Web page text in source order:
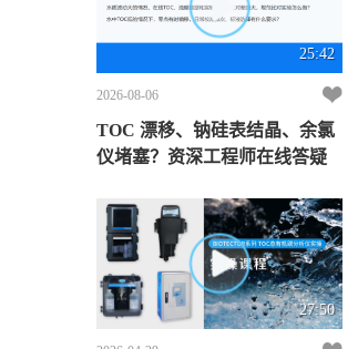
25:42
2026-08-06
TOC 漂移、钠硅表结晶、余氯
仪堵塞？资深工程师在线答疑
27:50